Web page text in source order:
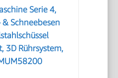
Serie 4,
Schneebesen
3D Rührsystem,